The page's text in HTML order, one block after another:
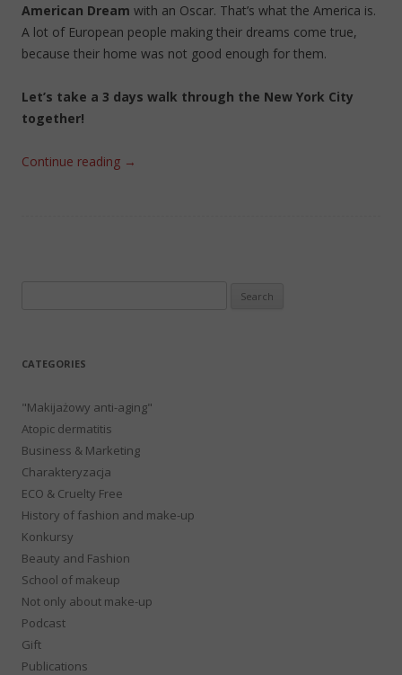
American Dream with an Oscar. That’s what the America is.
A lot of European people making their dreams come true,
because their home was not good enough for them.
Let’s take a 3 days walk through the New York City
together!
Continue reading →
CATEGORIES
"Makijażowy anti-aging"
Atopic dermatitis
Business & Marketing
Charakteryzacja
ECO & Cruelty Free
History of fashion and make-up
Konkursy
Beauty and Fashion
School of makeup
Not only about make-up
Podcast
Gift
Publications